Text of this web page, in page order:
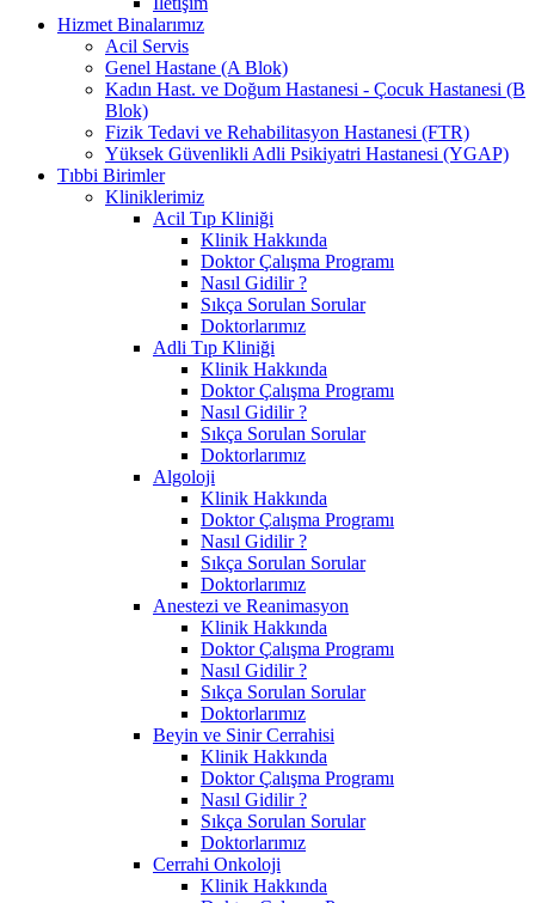
Hizmet Binalarımız
Acil Servis
Genel Hastane (A Blok)
Kadın Hast. ve Doğum Hastanesi - Çocuk Hastanesi (B
Blok)
Fizik Tedavi ve Rehabilitasyon Hastanesi (FTR)
Yüksek Güvenlikli Adli Psikiyatri Hastanesi (YGAP)
Tıbbi Birimler
Kliniklerimiz
Acil Tıp Kliniği
Klinik Hakkında
Doktor Çalışma Programı
Nasıl Gidilir ?
Sıkça Sorulan Sorular
Doktorlarımız
Adli Tıp Kliniği
Klinik Hakkında
Doktor Çalışma Programı
Nasıl Gidilir ?
Sıkça Sorulan Sorular
Doktorlarımız
Algoloji
Klinik Hakkında
Doktor Çalışma Programı
Nasıl Gidilir ?
Sıkça Sorulan Sorular
Doktorlarımız
Anestezi ve Reanimasyon
Klinik Hakkında
Doktor Çalışma Programı
Nasıl Gidilir ?
Sıkça Sorulan Sorular
Doktorlarımız
Beyin ve Sinir Cerrahisi
Klinik Hakkında
Doktor Çalışma Programı
Nasıl Gidilir ?
Sıkça Sorulan Sorular
Doktorlarımız
Cerrahi Onkoloji
Klinik Hakkında